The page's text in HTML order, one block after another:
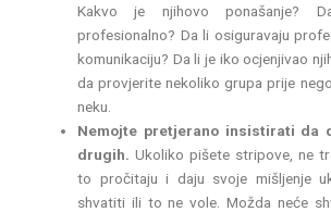
Kakvo je njihovo ponašanje?
profesionalno? Da li osiguravaju
komunikaciju? Da li je iko ocjenjivao
da provjerite nekoliko grupa prije
neku.
Nemojte pretjerano insistirati da
drugih. Ukoliko pišete stripove, ne
to pročitaju i daju svoje mišljenje
shvatiti ili to ne vole. Možda neće